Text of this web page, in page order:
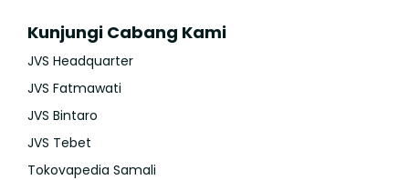
Kunjungi Cabang Kami
JVS Headquarter
JVS Fatmawati
JVS Bintaro
JVS Tebet
Tokovapedia Samali